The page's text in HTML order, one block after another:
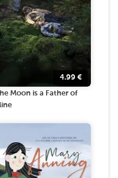
4.99 €
Moon is a Father of